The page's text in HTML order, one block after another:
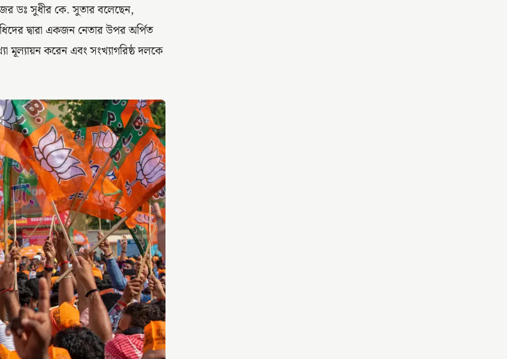
ডঃ সুধীর কে. সুতার বলেছেন,
দ্বারা একজন নেতার উপর অর্পিত
মূল্যায়ন করেন এবং সংখ্যাগরিষ্ঠ দলকে